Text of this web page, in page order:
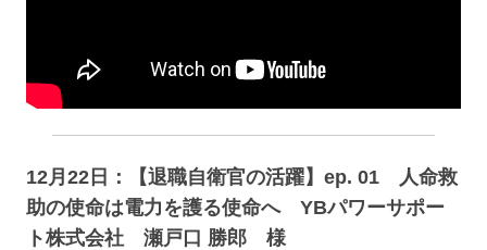
12月22日：【退職自衛官の活躍】ep. 01 人命救
助の使命は電力を護る使命へ YBパワーサポー
ト株式会社 瀬戸口 勝郎 様